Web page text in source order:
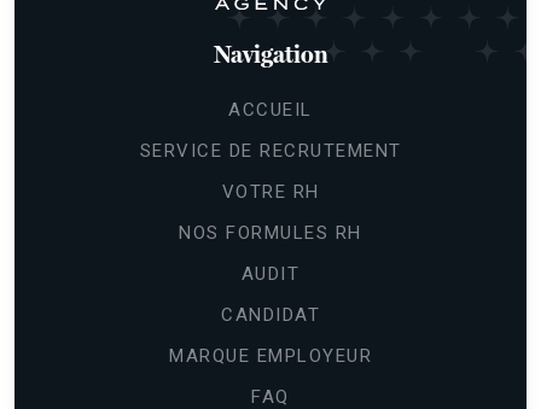
Navigation
ACCUEIL
SERVICE DE RECRUTEMENT
VOTRE RH
NOS FORMULES RH
AUDIT
CANDIDAT
MARQUE EMPLOYEUR
FAQ